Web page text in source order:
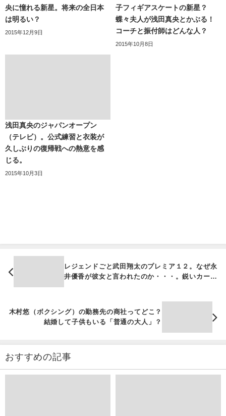
央に憧れる新星。将来の全日本
は明るい？
2015年12月9日
子フィギアスケートの新星？
蝶々夫人が浅田真央とかぶる！
コーチと振付師はどんな人？
2015年10月8日
浅田真央のジャパンオープン
（テレビ）。公式練習と衣装が
久しぶりの復帰戦への熱意を感
じる。
2015年10月3日
レジェンドごと武田翔太のプレミア１２。なぜ永
井優香が彼女と言われたのか・・・。鋭いカーブ
はメジャーで通用する？
木村悠（ボクシング）の勤務先の商社ってどこ？
結婚して子供もいる「普通の大人」？
おすすめの記事